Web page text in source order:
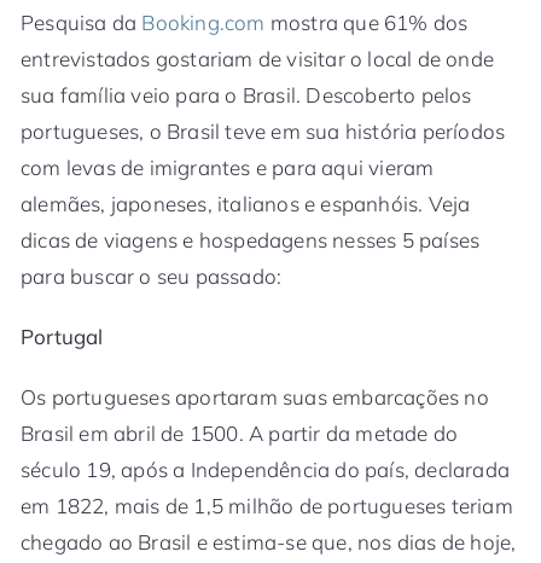
Pesquisa da Booking.com mostra que 61% dos
entrevistados gostariam de visitar o local de onde
sua família veio para o Brasil. Descoberto pelos
portugueses, o Brasil teve em sua história períodos
com levas de imigrantes e para aqui vieram
alemães, japoneses, italianos e espanhóis. Veja
dicas de viagens e hospedagens nesses 5 países
para buscar o seu passado:
Portugal
Os portugueses aportaram suas embarcações no
Brasil em abril de 1500. A partir da metade do
século 19, após a Independência do país, declarada
em 1822, mais de 1,5 milhão de portugueses teriam
chegado ao Brasil e estima-se que, nos dias de hoje,